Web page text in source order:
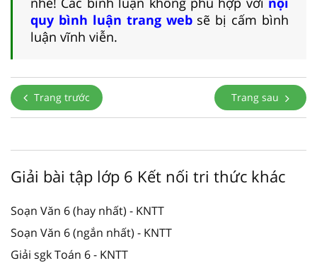
quy bình luận trang websẽ bị cấm bình
luận vĩnh viễn.
Trang trước Trang sau
Giải bài tập lớp 6 Kết nối tri thức khác
Soạn Văn 6 (hay nhất) - KNTT
Soạn Văn 6 (ngắn nhất) - KNTT
Giải sgk Toán 6 - KNTT